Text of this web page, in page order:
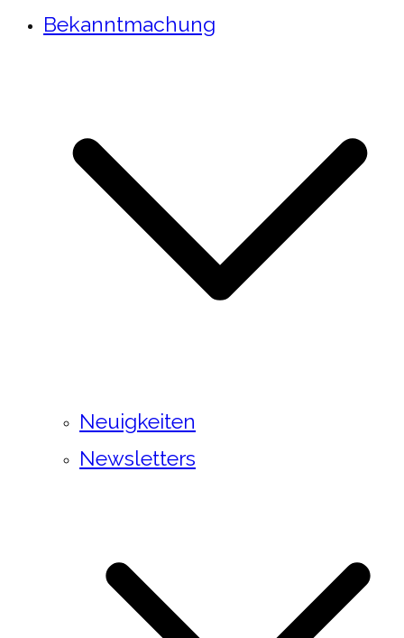
Bekanntmachung
Neuigkeiten
Newsletters